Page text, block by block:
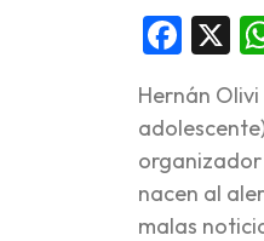
X
Hernán
organizador
nacen al
malas